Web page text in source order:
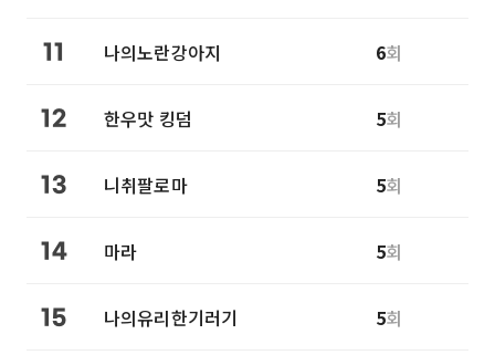
11 나의노란강아지 6회
12 한우맛 킹덤 5회
13 니취팔로마 5회
14 마라 5회
15 나의유리한기러기 5회